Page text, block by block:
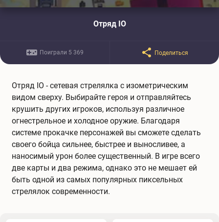
Отряд IO
Поиграли 5 369 Поделиться
Отряд IO - сетевая стрелялка с изометрическим
видом сверху. Выбирайте героя и отправляйтесь
крушить других игроков, используя различное
огнестрельное и холодное оружие. Благодаря
системе прокачке персонажей вы сможете сделать
своего бойца сильнее, быстрее и выносливее, а
наносимый урон более существенный. В игре всего
две карты и два режима, однако это не мешает ей
быть одной из самых популярных пиксельных
стрелялок современности.